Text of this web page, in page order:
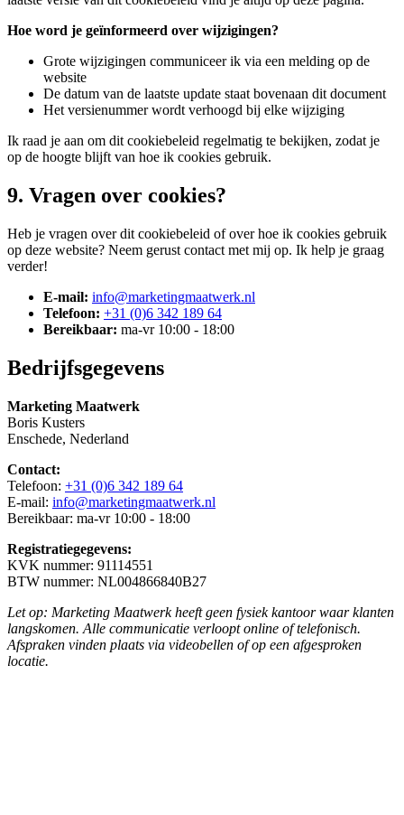
Hoe word je geïnformeerd over wijzigingen?
Grote wijzigingen communiceer ik via een melding op de
website
De datum van de laatste update staat bovenaan dit document
Het versienummer wordt verhoogd bij elke wijziging
Ik raad je aan om dit cookiebeleid regelmatig te bekijken, zodat je
op de hoogte blijft van hoe ik cookies gebruik.
9. Vragen over cookies?
Heb je vragen over dit cookiebeleid of over hoe ik cookies gebruik
op deze website? Neem gerust contact met mij op. Ik help je graag
verder!
E-mail: info@marketingmaatwerk.nl
Telefoon: +31 (0)6 342 189 64
Bereikbaar: ma-vr 10:00 - 18:00
Bedrijfsgegevens
Marketing Maatwerk
Boris Kusters
Enschede, Nederland
Contact:
Telefoon: +31 (0)6 342 189 64
E-mail: info@marketingmaatwerk.nl
Bereikbaar: ma-vr 10:00 - 18:00
Registratiegegevens:
KVK nummer: 91114551
BTW nummer: NL004866840B27
Let op: Marketing Maatwerk heeft geen fysiek kantoor waar klanten
langskomen. Alle communicatie verloopt online of telefonisch.
Afspraken vinden plaats via videobellen of op een afgesproken
locatie.